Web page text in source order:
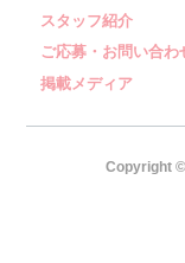
スタッフ紹介
ご応募・お問い合わ
掲載メディア
Copyright